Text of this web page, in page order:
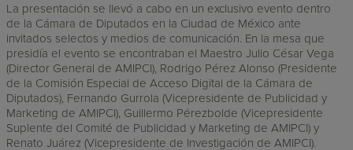
La presentación se llevó a cabo en un exclusivo evento dentro
de la Cámara de Diputados en la Ciudad de México ante
invitados selectos y medios de comunicación. En la mesa que
presidía el evento se encontraban el Maestro Julio César Vega
(Director General de AMIPCI), Rodrigo Pérez Alonso (Presidente
de la Comisión Especial de Acceso Digital de la Cámara de
Diputados), Fernando Gurrola (Vicepresidente de Publicidad y
Marketing de AMIPCI), Guillermo Pérezbolde (Vicepresidente
Suplente del Comité de Publicidad y Marketing de AMIPCI) y
Renato Juárez (Vicepresidente de Investigación de AMIPCI).